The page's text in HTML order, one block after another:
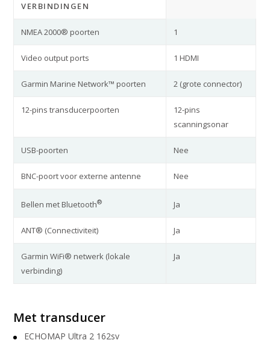
VERBINDINGEN
NMEA 2000® poorten 1
Video output ports 1 HDMI
Garmin Marine Network™ poorten 2 (grote connector)
12-pins transducerpoorten
12-pins
scanningsonar
USB-poorten Nee
BNC-poort voor externe antenne Nee
Bellen met Bluetooth® Ja
ANT® (Connectiviteit) Ja
Garmin WiFi® netwerk (lokale
verbinding)
Ja
Met transducer
ECHOMAP Ultra 2 162sv